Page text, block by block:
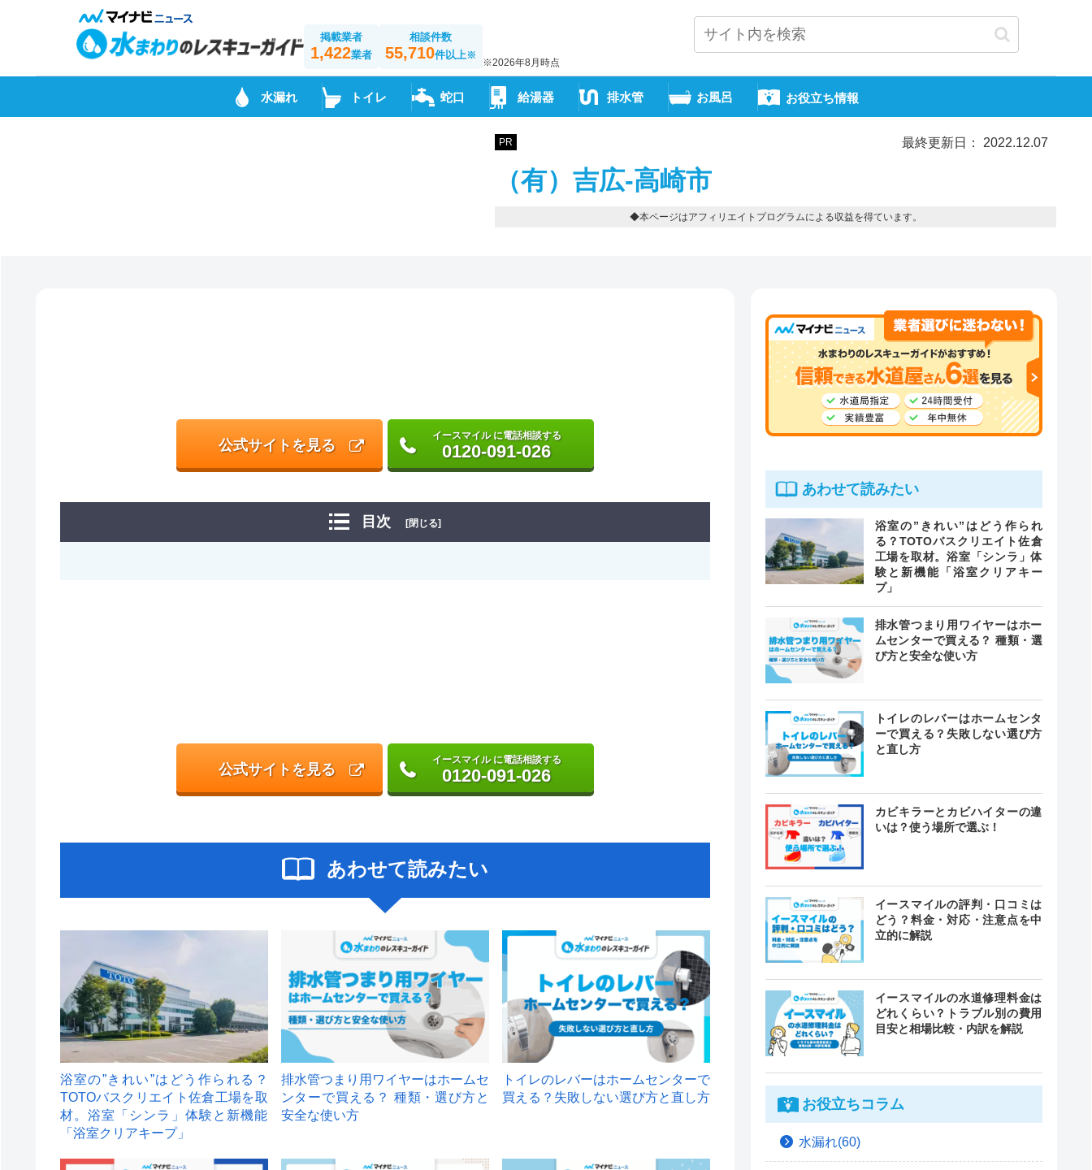
掲載業者
1,422業者
相談件数
55,710件以上※
※2026年8月時点
水漏れ トイレ 蛇口 給湯器 排水管 お風呂 お役立ち情報
PR 最終更新日： 2022.12.07
（有）吉広-高崎市
◆本ページはアフィリエイトプログラムによる収益を得ています。
公式サイトを見る
イースマイル に電話相談する
0120-091-026
目次 [閉じる]
公式サイトを見る
イースマイル に電話相談する
0120-091-026
あわせて読みたい
浴室の”きれい”はどう作られる？
TOTOバスクリエイト佐倉工場を取
材。浴室「シンラ」体験と新機能
「浴室クリアキープ」
排水管つまり用ワイヤーはホームセ
ンターで買える？ 種類・選び方と
安全な使い方
トイレのレバーはホームセンターで
買える？失敗しない選び方と直し方
あわせて読みたい
浴室の”きれい”はどう作られ
る？TOTOバスクリエイト佐倉
工場を取材。浴室「シンラ」体
験と新機能「浴室クリアキー
プ」
排水管つまり用ワイヤーはホー
ムセンターで買える？ 種類・選
び方と安全な使い方
トイレのレバーはホームセンタ
ーで買える？失敗しない選び方
と直し方
カビキラーとカビハイターの違
いは？使う場所で選ぶ！
イースマイルの評判・口コミは
どう？料金・対応・注意点を中
立的に解説
イースマイルの水道修理料金は
どれくらい？トラブル別の費用
目安と相場比較・内訳を解説
お役立ちコラム
水漏れ(60)